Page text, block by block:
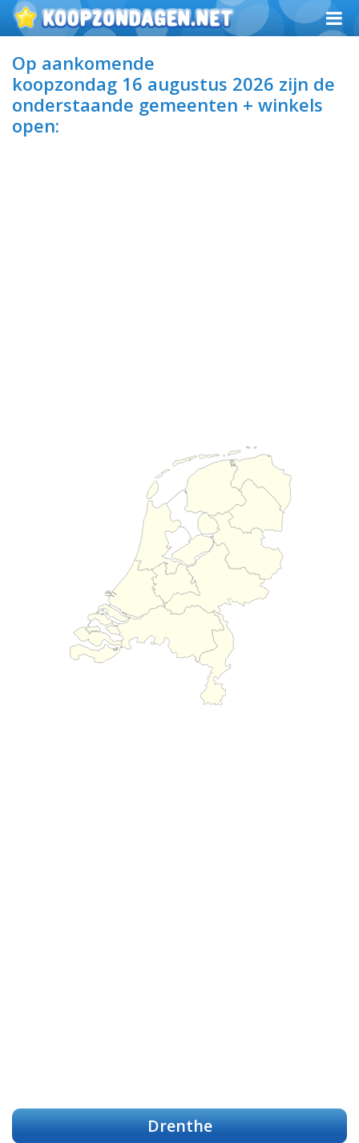
Op aankomende
koopzondag 16 augustus 2026 zijn de
onderstaande gemeenten + winkels
open:
Drenthe